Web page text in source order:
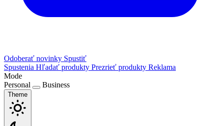
Odoberať novinky Spustiť
Spustenia Hľadať produkty Prezrieť produkty Reklama
Mode
Personal
Business
Theme